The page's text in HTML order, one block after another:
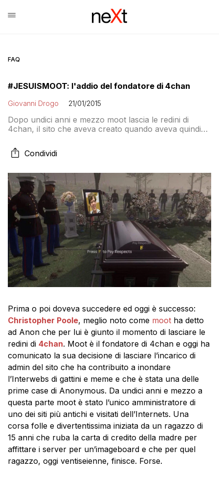
FAQ
#JESUISMOOT: l'addio del fondatore di 4chan
Giovanni Drogo 21/01/2015
Dopo undici anni e mezzo moot lascia le redini di
4chan, il sito che aveva creato quando aveva quindici
o come Anonymous
Condividi
Prima o poi doveva succedere ed oggi è successo:
Christopher Poole, meglio noto come moot ha detto
ad Anon che per lui è giunto il momento di lasciare le
redini di 4chan. Moot è il fondatore di 4chan e oggi ha
comunicato la sua decisione di lasciare l’incarico di
admin del sito che ha contribuito a inondare
l’Interwebs di gattini e meme e che è stata una delle
prime case di Anonymous. Da undici anni e mezzo a
questa parte moot è stato l’unico amministratore di
uno dei siti più antichi e visitati dell’Internets. Una
corsa folle e divertentissima iniziata da un ragazzo di
15 anni che ruba la carta di credito della madre per
affittare i server per un’imageboard e che per quel
ragazzo, oggi ventiseienne, finisce. Forse.